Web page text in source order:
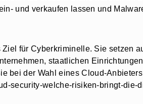
und verkaufen lassen und
für Cyberkriminelle. Sie setzen
staatlichen
bei der Wahl eines Cloud-
security-welche-risiken-bringt-die-